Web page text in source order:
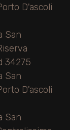
D'ascoli
San
34275
San
D'ascoli
San